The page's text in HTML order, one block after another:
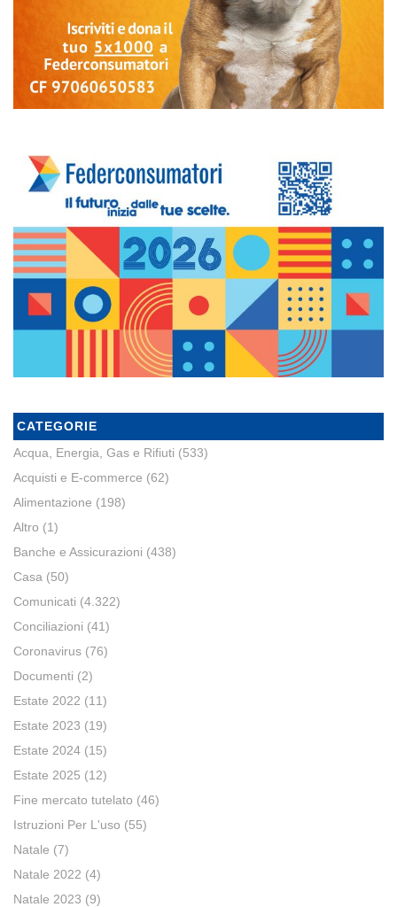
CATEGORIE
Acqua, Energia, Gas e Rifiuti (533)
Acquisti e E-commerce (62)
Alimentazione (198)
Altro (1)
Banche e Assicurazioni (438)
Casa (50)
Comunicati (4.322)
Conciliazioni (41)
Coronavirus (76)
Documenti (2)
Estate 2022 (11)
Estate 2023 (19)
Estate 2024 (15)
Estate 2025 (12)
Fine mercato tutelato (46)
Istruzioni Per L'uso (55)
Natale (7)
Natale 2022 (4)
Natale 2023 (9)